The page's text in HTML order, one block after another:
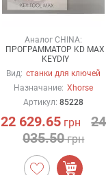
Аналог CHINA:
ПРОГРАММАТОР KD MAX
KEYDIY
Вид: станки для ключей
Назначание: Xhorse
Артикул:85228
22 629.65 грн
24
035.50грн